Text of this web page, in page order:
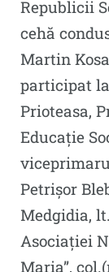
Republicii
cehă
Martin
participat
Prioteasa,
Educație
Petrișor
Medgidia,
Asociației
Maria”,